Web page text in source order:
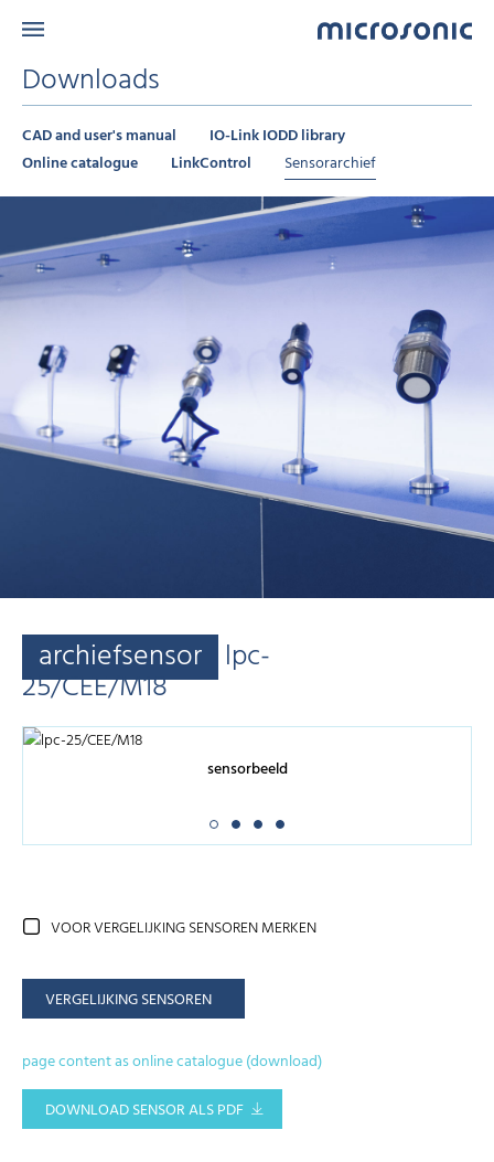
Downloads
CAD and user's manual
IO-Link IODD library
Online catalogue
LinkControl Sensorarchief
archiefsensor lpc-
25/CEE/M18
sensorbeeld
VOOR VERGELIJKING SENSOREN MERKEN
VERGELIJKING SENSOREN
page content as online catalogue (download)
DOWNLOAD SENSOR ALS PDF